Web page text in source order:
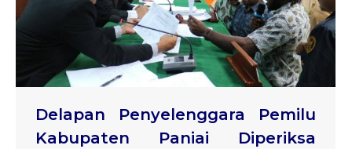
Delapan Penyelenggara Pemilu
Kabupaten Paniai Diperiksa